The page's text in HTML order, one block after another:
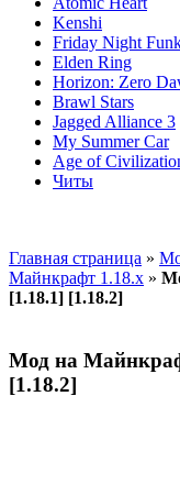
Kenshi
Friday Night
Elden Ring
Horizon: Zero
Brawl Stars
Jagged Alliance 3
My Summer Car
Age of
Читы
Главная страница »
Майнкрафт 1.18.x »
[1.18.1] [1.18.2]
Мод на
[1.18.2]